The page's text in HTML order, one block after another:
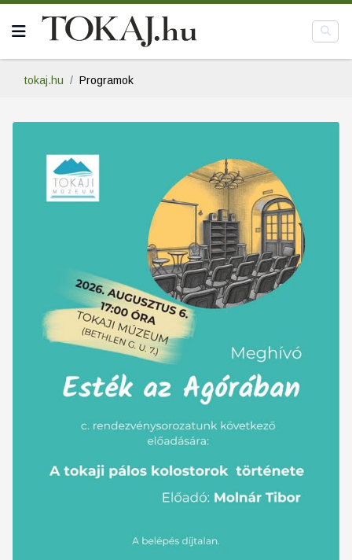
tokaj.hu Programok